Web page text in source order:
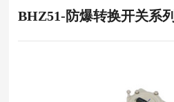
ATEX系列
BHZ51-防爆转换开关系